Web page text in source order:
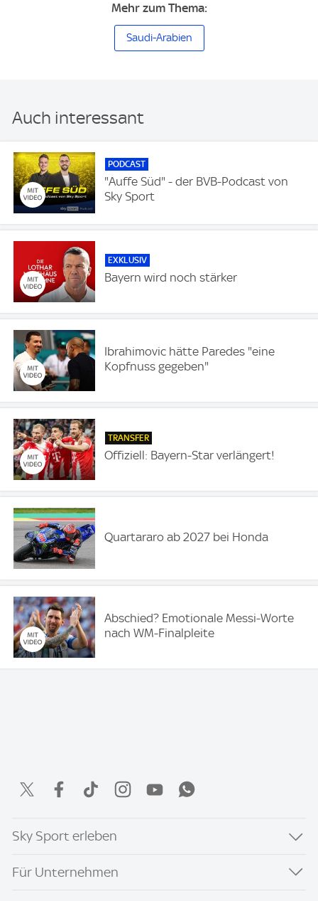
Mehr zum Thema:
Saudi-Arabien
Auch interessant
PODCAST
"Auffe Süd" - der BVB-Podcast von
Sky Sport
EXKLUSIV
Bayern wird noch stärker
Ibrahimovic hätte Paredes "eine
Kopfnuss gegeben"
TRANSFER
Offiziell: Bayern-Star verlängert!
Quartararo ab 2027 bei Honda
Abschied? Emotionale Messi-Worte
nach WM-Finalpleite
Sky Sport erleben
Für Unternehmen